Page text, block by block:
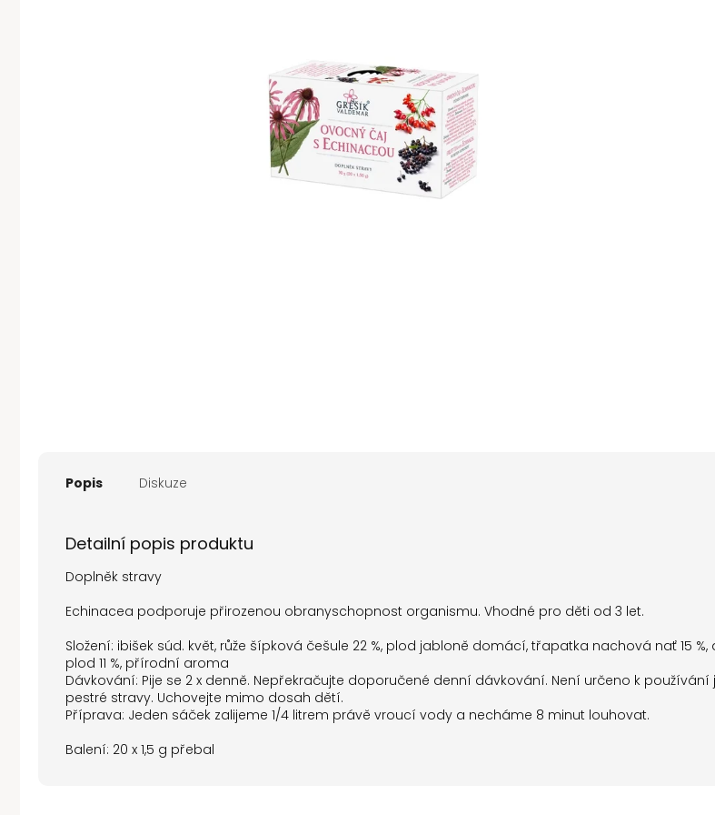
Popis Diskuze
Detailní popis produktu
Doplněk stravy
Echinacea podporuje přirozenou obranyschopnost organismu. Vhodné pro děti od 3 let.
Složení: ibišek súd. květ, růže šípková češule 22 %, plod jabloně domácí, třapatka nachová nať 15 %,
plod 11 %, přírodní aroma
Dávkování: Pije se 2 x denně. Nepřekračujte doporučené denní dávkování. Není určeno k
pestré stravy. Uchovejte mimo dosah dětí.
Příprava: Jeden sáček zalijeme 1/4 litrem právě vroucí vody a necháme 8 minut louhovat.
Balení: 20 x 1,5 g přebal